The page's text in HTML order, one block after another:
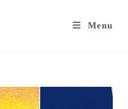
Menu